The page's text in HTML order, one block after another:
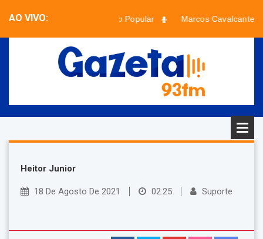
AO VIVO: Paradão Popular
Marcos Cavalcante
Heitor Junior
18 De Agosto De 2021 02:25 Suporte